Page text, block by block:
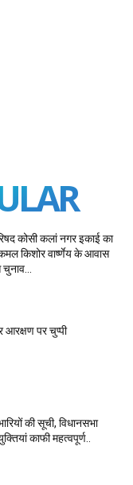
कोसी कलां नगर इकाई का
किशोर वार्ष्णेय के आवास
चुनाव...
आरक्षण पर चुप्पी
की सूची, विधानसभा
काफी महत्वपूर्ण..